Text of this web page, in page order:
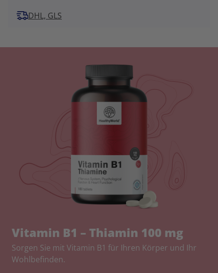
DHL, GLS
Vitamin B1 – Thiamin 100 mg
Sorgen Sie mit Vitamin B1 für Ihren Körper und Ihr
Wohlbefinden.